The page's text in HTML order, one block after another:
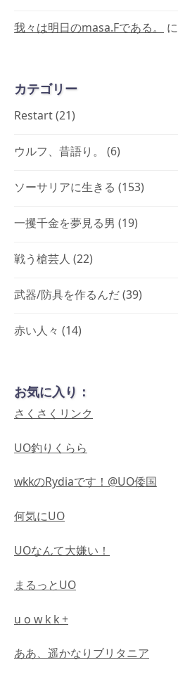
我々は明日のmasa.Fである。 に
カテゴリー
Restart(21)
ウルフ、昔語り。 (6)
ソーサリアに生きる (153)
一攫千金を夢見る男 (19)
戦う槍芸人 (22)
武器/防具を作るんだ(39)
赤い人々 (14)
お気に入り：
さくさくリンク
UO釣りくらら
wkkのRydiaです！@UO倭国
何気にUO
UOなんて大嫌い！
まるっとUO
u o w k k +
ああ、遥かなりブリタニア